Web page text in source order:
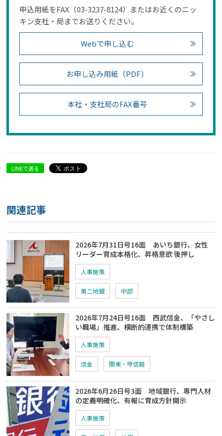
申込用紙をFAX（03-3237-8124）またはお近くのニッ
キン支社・局までお送りください。
Webで申し込む
お申し込み用紙（PDF）
本社・支社局のFAX番号
LINEで送る
関連記事
2026年7月31日号16面 あいち銀行、女性
リーダー育成本格化、昇格意欲 後押し
人事施策
第二地銀 中部
2026年7月24日号16面 西武信金、「やさし
い職場」推進、横断的連携で体制構築
人事施策
信金 関東・甲信越
2026年6月26日号3面 地域銀行、専門人材
の定義明確化、有報に育成方針開示
人事施策